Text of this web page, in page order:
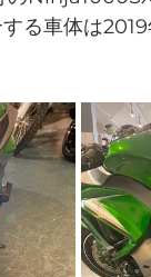
る車体は